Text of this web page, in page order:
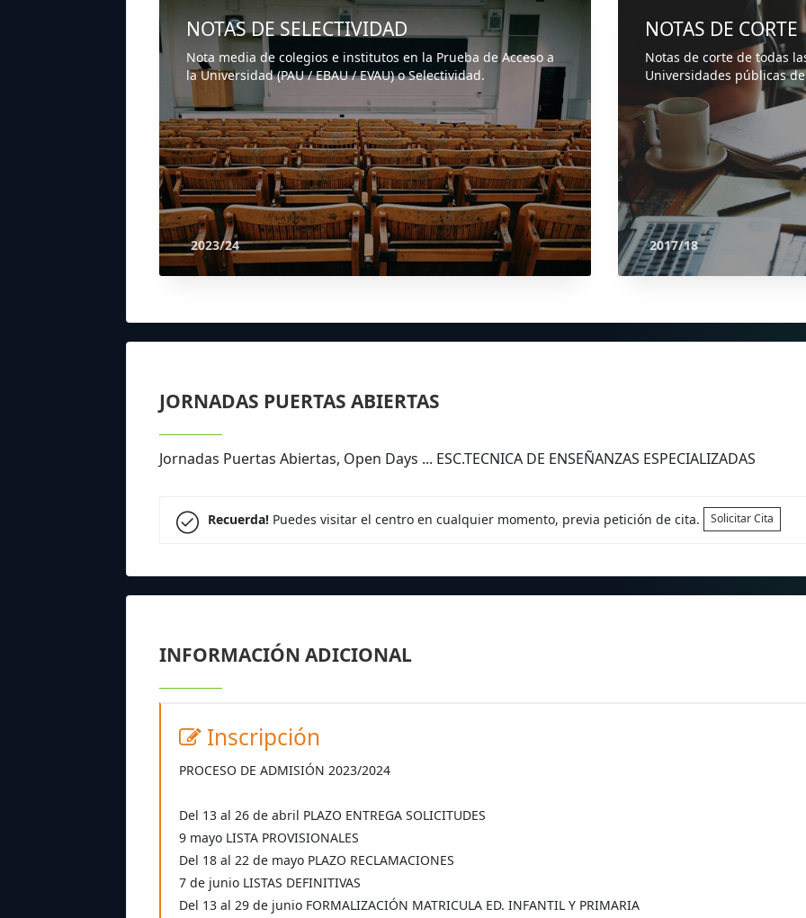
NOTAS DE SELECTIVIDAD
Nota media de colegios e institutos en la Prueba de Acceso a
la Universidad (PAU / EBAU / EVAU) o Selectividad.
2023/24
NOTAS DE CORTE
Notas de corte de todas
Universidades públicas
2017/18
JORNADAS PUERTAS ABIERTAS
Jornadas Puertas Abiertas, Open Days ... ESC.TECNICA DE ENSEÑANZAS ESPECIALIZADAS
Recuerda!Puedes visitar el centro en cualquier momento, previa petición de cita. Solicitar Cita
INFORMACIÓN ADICIONAL
Inscripción
PROCESO DE ADMISIÓN 2023/2024
Del 13 al 26 de abril PLAZO ENTREGA SOLICITUDES
9 mayo LISTA PROVISIONALES
Del 18 al 22 de mayo PLAZO RECLAMACIONES
7 de junio LISTAS DEFINITIVAS
Del 13 al 29 de junio FORMALIZACIÓN MATRICULA ED. INFANTIL Y PRIMARIA